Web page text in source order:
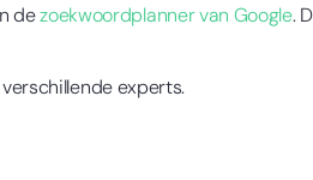
dezoekwoordplanner van Google.
verschillende experts.